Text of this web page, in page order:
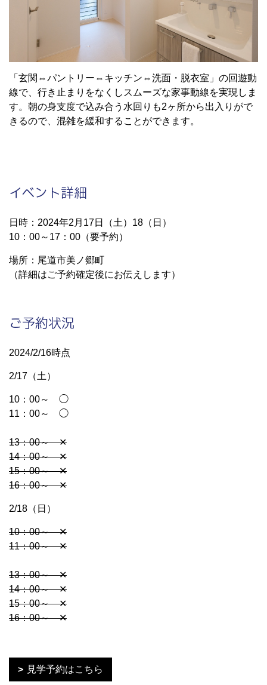
「玄関⇔パントリー⇔キッチン⇔洗面・脱衣室」の回遊動
線で、行き止まりをなくしスムーズな家事動線を実現しま
す。朝の身支度で込み合う水回りも2ヶ所から出入りがで
きるので、混雑を緩和することができます。
イベント詳細
日時：2024年2月17日（土）18（日）
10：00～17：00（要予約）
場所：尾道市美ノ郷町
（詳細はご予約確定後にお伝えします）
ご予約状況
2024/2/16時点
2/17（土）
10：00～ ◯
11：00～ ◯
13：00～ ✕
14：00～✕
15：00～ ✕
16：00～✕
2/18（日）
10：00～ ✕
11：00～ ✕
13：00～✕
14：00～ ✕
15：00～ ✕
16：00～ ✕
見学予約はこちら